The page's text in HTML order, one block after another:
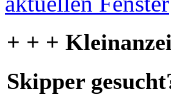
+ + +
Skipper